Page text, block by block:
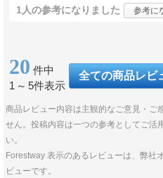
1人の参考になりました 参考に
20 件中
1 ～ 5件表示
全ての商品レビ
商品レビュー内容は主観的なご意見・ご
せん。投稿内容は一つの参考としてご活
い。
Forestway 表示のあるレビューは、弊社
ビューです。